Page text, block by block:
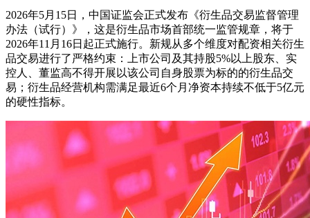
2026年5月15日，中国证监会正式发布《衍生品交易监督管理
办法（试行）》，这是衍生品市场首部统一监管规章，将于
2026年11月16日起正式施行。新规从多个维度对配资相关衍生
品交易进行了严格约束：上市公司及其持股5%以上股东、实
控人、董监高不得开展以该公司自身股票为标的的衍生品交
易；衍生品经营机构需满足最近6个月净资本持续不低于5亿元
的硬性指标。